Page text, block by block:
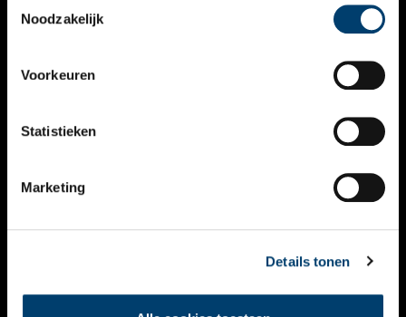
Noodzakelijk
Voorkeuren
Statistieken
Marketing
Details tonen
VERHALEN
KALENDER
THEMA’S
VIDEO’S
CONTACT